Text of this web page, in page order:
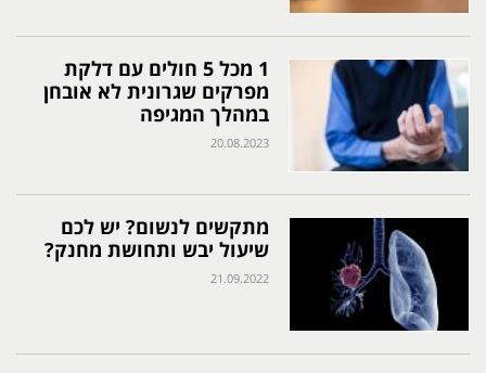
1 מכל 5 חולים עם דלקת
מפרקים שגרונית לא אובחן
במהלך המגיפה
20.08.2023
מתקשים לנשום? יש לכם
שיעול יבש ותחושת מחנק?
21.09.2022